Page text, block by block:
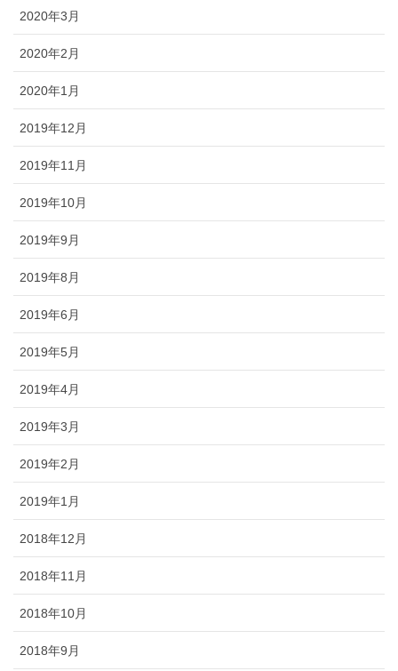
2020年3月
2020年2月
2020年1月
2019年12月
2019年11月
2019年10月
2019年9月
2019年8月
2019年6月
2019年5月
2019年4月
2019年3月
2019年2月
2019年1月
2018年12月
2018年11月
2018年10月
2018年9月